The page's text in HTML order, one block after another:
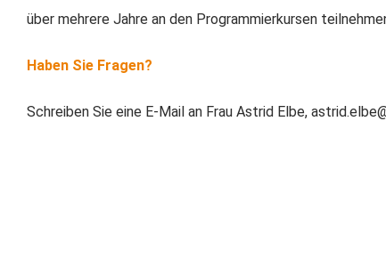
über mehrere Jahre an den Programmierkursen
Haben Sie Fragen?
Schreiben Sie eine E-Mail an Frau Astrid Elbe,